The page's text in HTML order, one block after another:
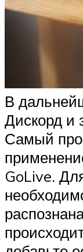
В
Дискорд и
Самый
GoLive.